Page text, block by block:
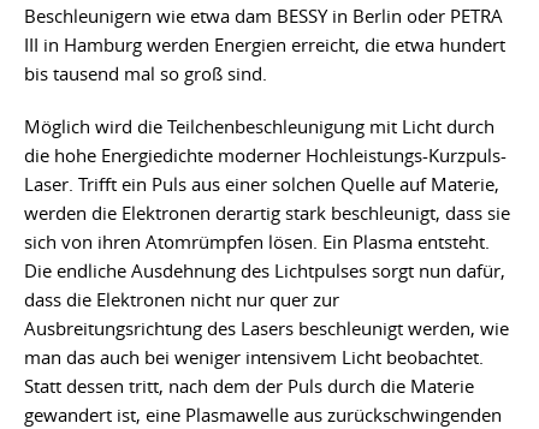
Beschleunigern wie etwa dam BESSY in Berlin oder PETRA
III in Hamburg werden Energien erreicht, die etwa hundert
bis tausend mal so groß sind.
Möglich wird die Teilchenbeschleunigung mit Licht durch
die hohe Energiedichte moderner Hochleistungs-Kurzpuls-
Laser. Trifft ein Puls aus einer solchen Quelle auf Materie,
werden die Elektronen derartig stark beschleunigt, dass sie
sich von ihren Atomrümpfen lösen. Ein Plasma entsteht.
Die endliche Ausdehnung des Lichtpulses sorgt nun dafür,
dass die Elektronen nicht nur quer zur
Ausbreitungsrichtung des Lasers beschleunigt werden, wie
man das auch bei weniger intensivem Licht beobachtet.
Statt dessen tritt, nach dem der Puls durch die Materie
gewandert ist, eine Plasmawelle aus zurückschwingenden